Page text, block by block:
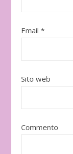
Email *
Sito web
Commento